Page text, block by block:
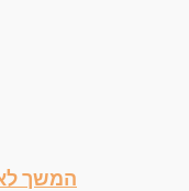
המשך